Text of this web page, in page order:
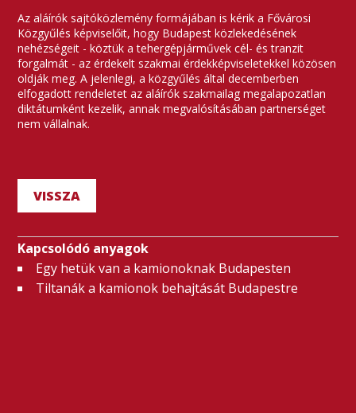
Az aláírók sajtóközlemény formájában is kérik a Fővárosi
Közgyűlés képviselőit, hogy Budapest közlekedésének
nehézségeit - köztük a tehergépjárművek cél- és tranzit
forgalmát - az érdekelt szakmai érdekképviseletekkel közösen
oldják meg. A jelenlegi, a közgyűlés által decemberben
elfogadott rendeletet az aláírók szakmailag megalapozatlan
diktátumként kezelik, annak megvalósításában partnerséget
nem vállalnak.
VISSZA
Kapcsolódó anyagok
Egy hetük van a kamionoknak Budapesten
Tiltanák a kamionok behajtását Budapestre